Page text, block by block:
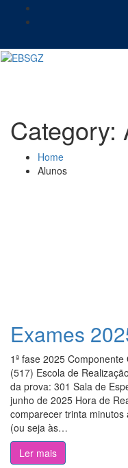
Category:
Home
Alunos
Exames
1ª fase 2025
(517) Escola de
da prova: 301 Sala de
junho de 2025 Hora de
comparecer trinta
(ou seja às…
Ler mais